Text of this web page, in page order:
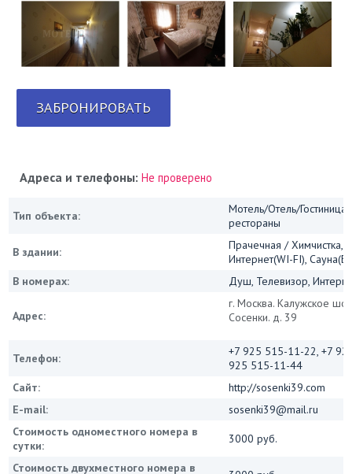
ЗАБРОНИРОВАТЬ
Адреса и телефоны:Не проверено
Тип объекта:
Мотель/Отель/
рестораны
В здании:
Прачечная / Химчистка,
Интернет(WI-FI),
В номерах:
Душ, Телевизор,
Адрес:
г. Москва. Калужское
Сосенки. д. 39
Телефон:
+7 925 515-11-22, +7
925 515-11-44
Сайт:
http://sosenki39.com
E-mail:
sosenki39@mail.ru
Стоимость одноместного номера в
сутки:
3000 руб.
Стоимость двухместного номера в